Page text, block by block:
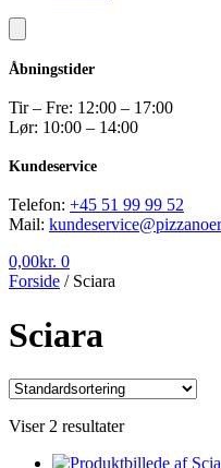
Åbningstider
Tir – Fre: 12:00 – 17:00
Lør: 10:00 – 14:00
Kundeservice
Telefon: +45 51 99 99 52
Mail:
0,00kr. 0
Forside / Sciara
Sciara
Viser 2 resultater